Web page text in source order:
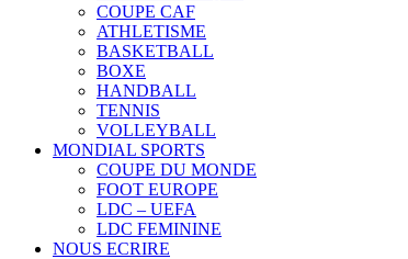
COUPE CAF
ATHLETISME
BASKETBALL
BOXE
HANDBALL
TENNIS
VOLLEYBALL
MONDIAL SPORTS
COUPE DU MONDE
FOOT EUROPE
LDC – UEFA
LDC FEMININE
NOUS ECRIRE